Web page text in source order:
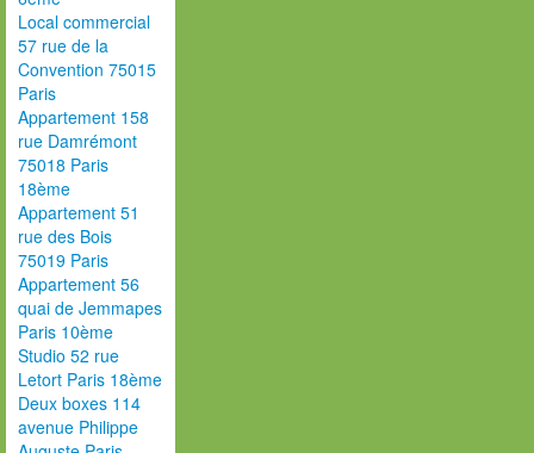
Local commercial
57 rue de la
Convention 75015
Paris
Appartement 158
rue Damrémont
75018 Paris
18ème
Appartement 51
rue des Bois
75019 Paris
Appartement 56
quai de Jemmapes
Paris 10ème
Studio 52 rue
Letort Paris 18ème
Deux boxes 114
avenue Philippe